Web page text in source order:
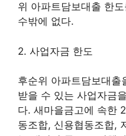
위 아파트담보대출 한
수밖에 없다.
2. 사업자금 한도
후순위 아파트담보대
받을 수 있는 사업자금
다. 새마을금고에 속한
동조합, 신용협동조합,